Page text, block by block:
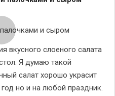
вкусного слоеного салата
Я думаю такой
салат хорошо украсит
но и на любой праздник.